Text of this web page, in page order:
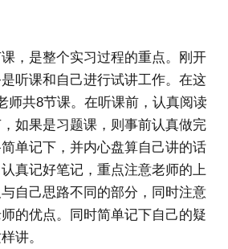
，是整个实习过程的重点。刚开
听课和自己进行试讲工作。在这
师共8节课。在听课前，认真阅读
如果是习题课，则事前认真做完
单记下，并内心盘算自己讲的话
真记好笔记，重点注意老师的上
自己思路不同的部分，同时注意
的优点。同时简单记下自己的疑
讲。